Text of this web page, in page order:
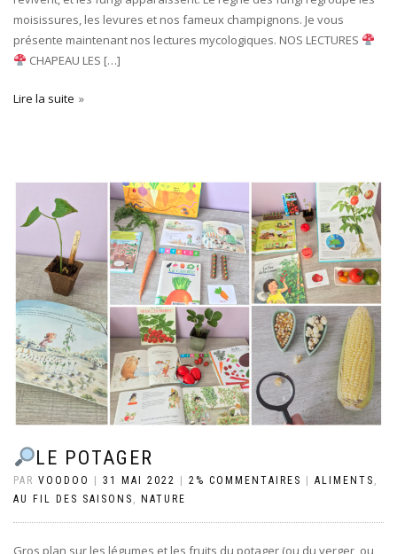
moisissures, les levures et nos fameux champignons. Je vous
présente maintenant nos lectures mycologiques. NOS LECTURES
CHAPEAU LES […]
Lire la suite
LE POTAGER
PAR VOODOO | 31 MAI 2022 | 2% COMMENTAIRES | ALIMENTS
AU FIL DES SAISONS
NATURE
Gros plan sur les légumes et les fruits du potager (ou du verger, ou